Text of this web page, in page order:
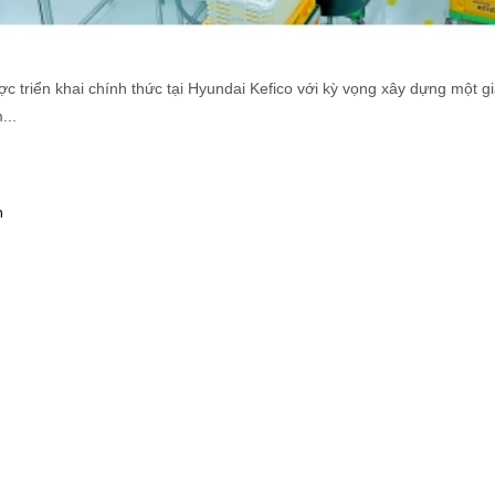
triển khai chính thức tại Hyundai Kefico với kỳ vọng xây dựng một